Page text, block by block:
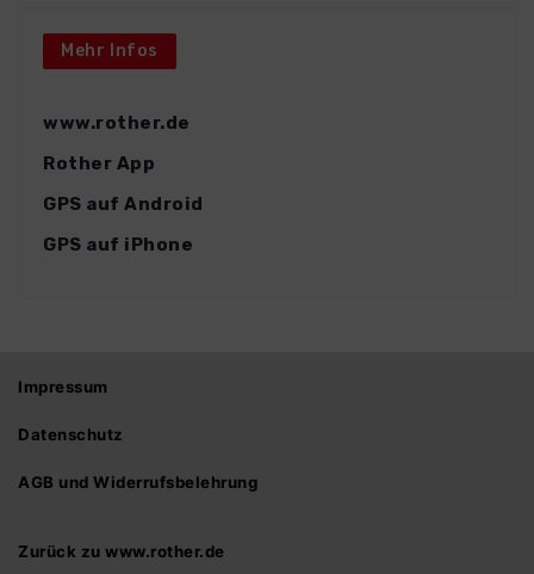
Mehr Infos
www.rother.de
Rother App
GPS auf Android
GPS auf iPhone
Impressum
Datenschutz
AGB und Widerrufsbelehrung
Zurück zu www.rother.de